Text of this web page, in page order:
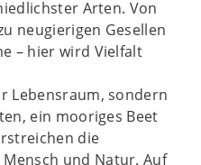
Arten. Von
neugierigen Gesellen
– hier wird Vielfalt
Lebensraum, sondern
ein mooriges Beet
die
und Natur. Auf